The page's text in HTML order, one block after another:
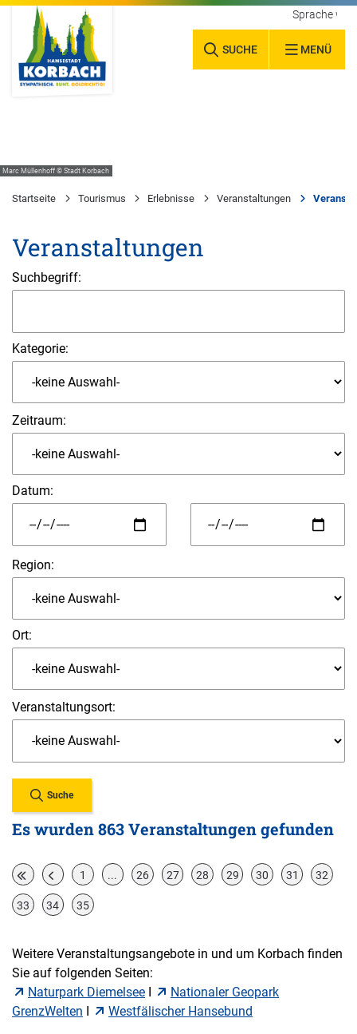
SUCHE MENÜ
Sprache
Marc Müllenhoff © Stadt Korbach
Startseite Tourismus Erlebnisse Veranstaltungen
Veranstaltungen
Suchbegriff:
Kategorie:
Zeitraum:
Datum:
Region:
Ort:
Veranstaltungsort:
Suche
Es wurden 863 Veranstaltungen gefunden
1 ... 26 27 28 29 30 31 32
33 34 35
Weitere Veranstaltungsangebote in und um Korbach finden
Sie auf folgenden Seiten:
Naturpark Diemelsee I
Nationaler Geopark
GrenzWelten I Westfälischer Hansebund